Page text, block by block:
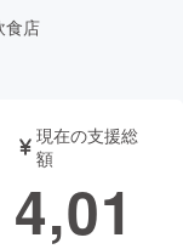
近いプ
音楽
ゲーム・サ
食店
現在の支援総
額
4,01